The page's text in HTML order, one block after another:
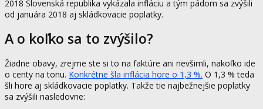
2018 Slovenská republika vykázala infláciu a tým pádom sa zvýšili
od januára 2018 aj skládkovacie poplatky.
A o koľko sa to zvýšilo?
Žiadne obavy, zrejme ste si to na faktúre ani nevšimli, nakoľko ide
o centy na tonu. Konkrétne šla inflácia hore o 1,3 %. O 1,3 % teda
šli hore aj skládkovacie poplatky. Takže tie najbežnejšie poplatky
sa zvýšili nasledovne: